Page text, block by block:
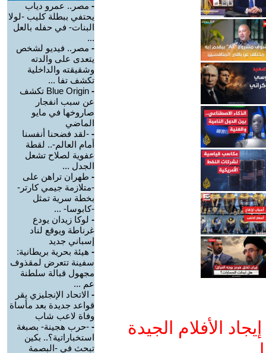
الأفلام الجيدة
- مصر.. عمرو دياب
يحتفي ببطلة كليب -لولا
البنات- في حفله بالعل
...
- مصر.. فيديو لشخص
يتعدى على والدته
وشقيقته والداخلية
تكشف تفا ...
-
Blue Origin تكشف
عن سبب انفجار
صاروخها في مايو
الماضي
- -لقد فضحنا أنفسنا
أمام العالم-.. لقطة
عفوية لصلاح تشعل
الجدل ...
- طهران تراهن على
-متلازمة جيمي كارتر-
بخطة سرية تمثل
-كابوسا- ...
- لوكا زيدان يودع
غرناطة ويوقع لناد
إسباني جديد
- هيئة بحرية بريطانية:
سفينة تتعرض لمقذوف
مجهول قبالة سلطنة
عم ...
- الاتحاد الإنجليزي يقر
قواعد جديدة بعد مأساة
وفاة لاعب شاب
- -حرب هجينة- بصبغة
استخباراتية؟.. بكين
تبحث في -البصمة